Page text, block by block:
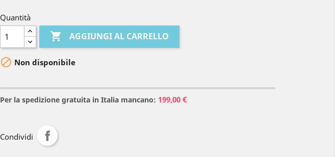
Quantità
 AGGIUNGI AL CARRELLO
 Non disponibile
Per la spedizione gratuita in Italia mancano: 199,00 €
Condividi